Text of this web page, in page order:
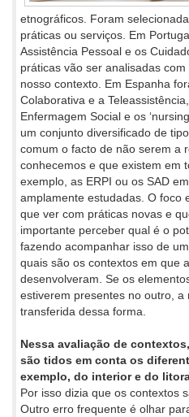
etnográficos. Foram
práticas ou serviços. Em
Assistência Pessoal e os
práticas vão ser analisadas
nosso contexto. Em Espanha
Colaborativa e a
Enfermagem Social e os
um conjunto diversificado de
comum o facto de não serem a
conhecemos e que existem em
exemplo, as ERPI ou os SAD
amplamente estudadas. O foco
que ver com práticas novas e
importante perceber qual é o
fazendo acompanhar isso de
quais são os contextos em que
desenvolveram. Se os
estiverem presentes no outro, a
transferida dessa forma.
Nessa avaliação de
são tidos em conta os
exemplo, do interior e do
Por isso dizia que os contextos
Outro erro frequente é olhar